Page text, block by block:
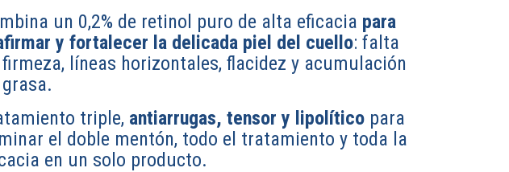
un 0,2% de retinol puro de alta eficacia para
y fortalecer la delicada piel del cuello: falta
firmeza, líneas horizontales, flacidez y acumulación
triple, antiarrugas, tensor y lipolítico para
el doble mentón, todo el tratamiento y toda la
en un solo producto.